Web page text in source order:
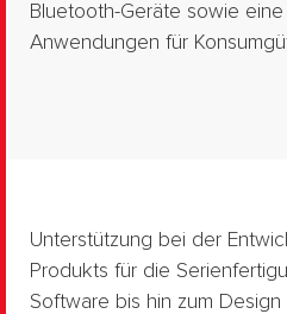
Bluetooth-Geräte sowie
Anwendungen für
Unterstützung bei der
Produkts für die
Software bis hin zum Design